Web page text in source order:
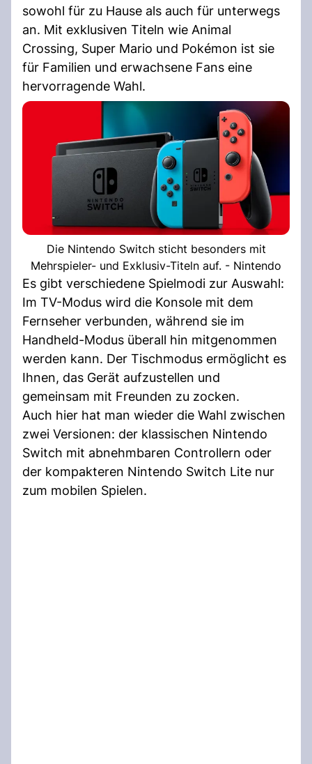
sowohl für zu Hause als auch für unterwegs
an. Mit exklusiven Titeln wie Animal
Crossing, Super Mario und Pokémon ist sie
für Familien und erwachsene Fans eine
hervorragende Wahl.
Die Nintendo Switch sticht besonders mit
Mehrspieler- und Exklusiv-Titeln auf. - Nintendo
Es gibt verschiedene Spielmodi zur Auswahl:
Im TV-Modus wird die Konsole mit dem
Fernseher verbunden, während sie im
Handheld-Modus überall hin mitgenommen
werden kann. Der Tischmodus ermöglicht es
Ihnen, das Gerät aufzustellen und
gemeinsam mit Freunden zu zocken.
Auch hier hat man wieder die Wahl zwischen
zwei Versionen: der klassischen Nintendo
Switch mit abnehmbaren Controllern oder
der kompakteren Nintendo Switch Lite nur
zum mobilen Spielen.